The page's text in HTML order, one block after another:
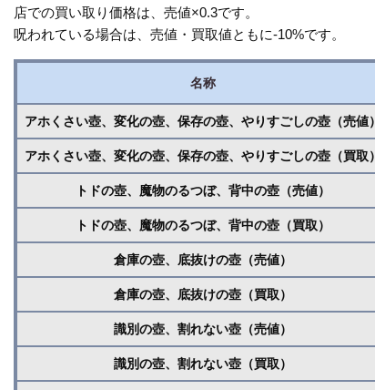
店での買い取り価格は、売値×0.3です。
呪われている場合は、売値・買取値ともに-10%です。
名称
アホくさい壺、変化の壺、保存の壺、やりすごしの壺（売値）
アホくさい壺、変化の壺、保存の壺、やりすごしの壺（買取）
トドの壺、魔物のるつぼ、背中の壺（売値）
トドの壺、魔物のるつぼ、背中の壺（買取）
倉庫の壺、底抜けの壺（売値）
倉庫の壺、底抜けの壺（買取）
識別の壺、割れない壺（売値）
識別の壺、割れない壺（買取）